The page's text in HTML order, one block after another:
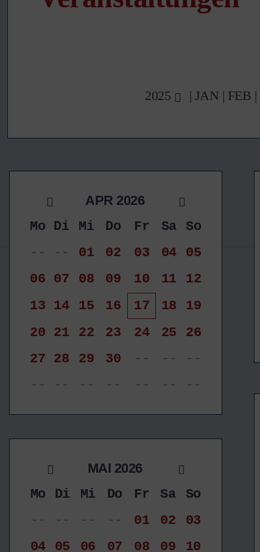
2025 | JAN | FEB |
APR 2026
Mo Di Mi Do Fr Sa
So
--
-- 01 02 03 04
05
06 07 08 09 10 11
12
13 14 15 16 17 18
19
20 21 22 23 24 25
26
27 28 29 30 -- --
--
--
-- -- -- -- -- --
MAI 2026
Mo
Di Mi Do Fr Sa
So
--
-- -- -- 01 02
03
04
05 06 07 08 09
10